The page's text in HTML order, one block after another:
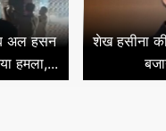
अल हसन
हमला,...
शेख हसीना